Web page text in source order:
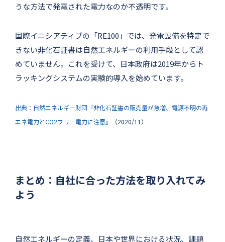
うな方法で発電された電力なのか不透明です。
国際イニシアティブの「RE100」では、発電設備を特定で
きない非化石証書は自然エネルギーの利用手段として認
めていません。これを受けて、日本政府は2019年からト
ラッキングシステムの実験的導入を始めています。
出典：自然エネルギー財団『非化石証書の販売量が急増、電源不明の再
エネ電力とCO2フリー電力に注意』
（2020/11）
まとめ：自社に合った方法を取り入れてみ
よう
自然エネルギーの定義、日本や世界における状況、課題